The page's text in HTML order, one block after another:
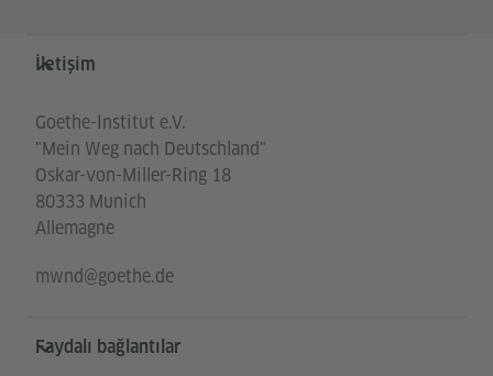
Service- und Informationsbereich
İletişim
Goethe-Institut e.V.
"Mein Weg nach Deutschland"
Oskar-von-Miller-Ring 18
80333 Munich
Allemagne
mwnd@goethe.de
Faydalı bağlantılar